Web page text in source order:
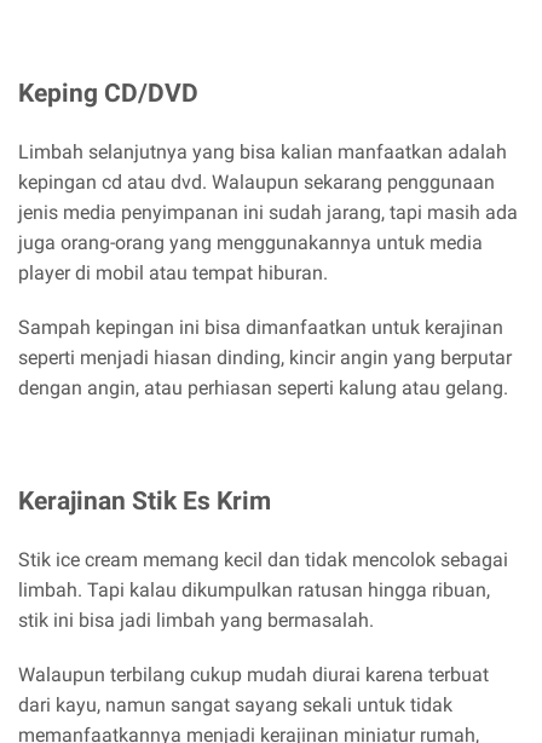
Keping CD/DVD
Limbah selanjutnya yang bisa kalian manfaatkan adalah
kepingan cd atau dvd. Walaupun sekarang penggunaan
jenis media penyimpanan ini sudah jarang, tapi masih ada
juga orang-orang yang menggunakannya untuk media
player di mobil atau tempat hiburan.
Sampah kepingan ini bisa dimanfaatkan untuk kerajinan
seperti menjadi hiasan dinding, kincir angin yang berputar
dengan angin, atau perhiasan seperti kalung atau gelang.
Kerajinan Stik Es Krim
Stik ice cream memang kecil dan tidak mencolok sebagai
limbah. Tapi kalau dikumpulkan ratusan hingga ribuan,
stik ini bisa jadi limbah yang bermasalah.
Walaupun terbilang cukup mudah diurai karena terbuat
dari kayu, namun sangat sayang sekali untuk tidak
memanfaatkannya menjadi kerajinan miniatur rumah,